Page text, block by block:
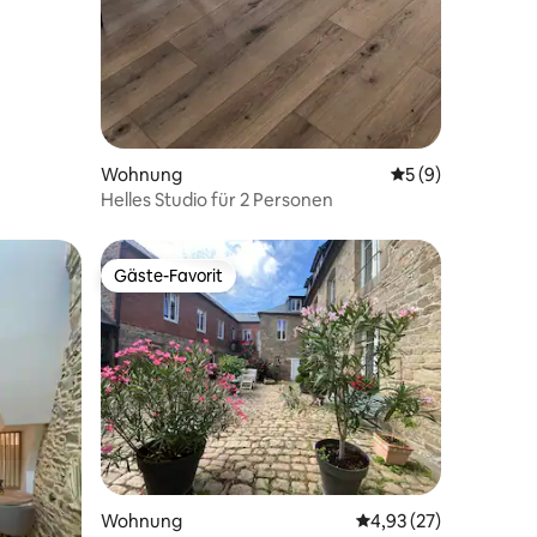
Wohnung
5 (9)
Helles Studio für 2 Personen
Bewertungen
Gäste-Favorit
Gäste-Favorit
Wohnung Durchschnittliche
4,93 (27)